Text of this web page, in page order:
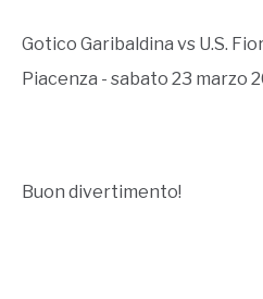
Gotico Garibaldina vs U.S.
Piacenza - sabato 23 marzo
Buon divertimento!